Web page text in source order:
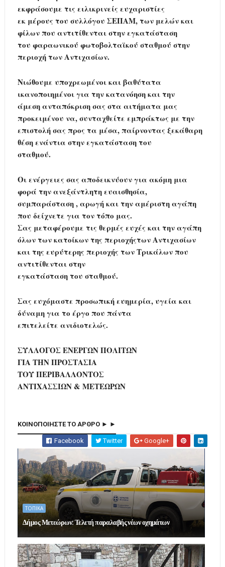
εκφράσουμε τις ειλικρινείς ευχαριστίες
εκ μέρους του συλλόγου ΣΕΠΑΜ, των μελών και
φίλων που αντιτίθενται στην εγκατάσταση
του φαραωνικού φωτοβολταϊκού σταθμού στην
περιοχή των Αντιχασίων.
Νιώθουμε υποχρεωμένοι και βαθύτατα
ικανοποιημένοι για την κατανόηση και την
άμεση ανταπόκριση σας στα αιτήματα μας
προκειμένου να, συνταχθείτε εμπράκτως με την
επιστολή σας προς τα μέσα, παίρνοντας ξεκάθαρη
θέση ενάντια στην εγκατάσταση του
σταθμού.
Οι ενέργειες σας αποδεικνύουν για ακόμη μια
φορά την ανεξάντλητη ευαισθησία,
συμπαράσταση , αρωγή και την αμέριστη αγάπη
που δείχνετε για τον τόπο μας.
Σας μεταφέρουμε τις θερμές ευχές και την αγάπη
όλων των κατοίκων της περιοχήςτων Αντιχασίων
και της ευρύτερης περιοχής των Τρικάλων που
αντιτίθενται στην
εγκατάσταση του σταθμού.
Σας ευχόμαστε προσωπική ευημερία, υγεία και
δύναμη για το έργο που πάντα
επιτελείτε ανιδιοτελώς.
ΣΥΛΛΟΓΟΣ ΕΝΕΡΓΩΝ ΠΟΛΙΤΩΝ
ΓΙΑ ΤΗΝ ΠΡΟΣΤΑΣΙΑ
ΤΟΥ ΠΕΡΙΒΑΛΛΟΝΤΟΣ
ΑΝΤΙΧΑΣΣΙΩΝ & ΜΕΤΕΩΡΩΝ
ΚΟΙΝΟΠΟΙΗΣΤΕ ΤΟ ΑΡΘΡΟ ► ►
Facebook Twitter Google+
ΤΟΠΙΚΑ
Δήμος Μετεώρων: Τελετή παραλαβής νέων οχημάτων